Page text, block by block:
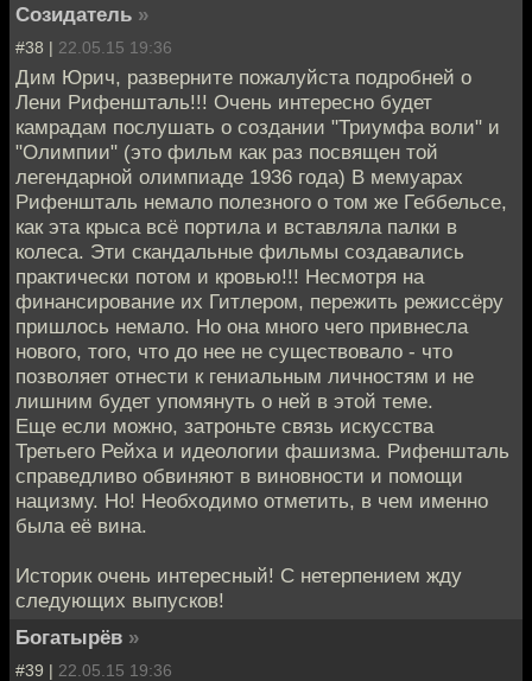
Созидатель »
#38 | 22.05.15 19:36
Дим Юрич, разверните пожалуйста подробней о
Лени Рифеншталь!!! Очень интересно будет
камрадам послушать о создании "Триумфа воли" и
"Олимпии" (это фильм как раз посвящен той
легендарной олимпиаде 1936 года) В мемуарах
Рифеншталь немало полезного о том же Геббельсе,
как эта крыса всё портила и вставляла палки в
колеса. Эти скандальные фильмы создавались
практически потом и кровью!!! Несмотря на
финансирование их Гитлером, пережить режиссёру
пришлось немало. Но она много чего привнесла
нового, того, что до нее не существовало - что
позволяет отнести к гениальным личностям и не
лишним будет упомянуть о ней в этой теме.
Еще если можно, затроньте связь искусства
Третьего Рейха и идеологии фашизма. Рифеншталь
справедливо обвиняют в виновности и помощи
нацизму. Но! Необходимо отметить, в чем именно
была её вина.
Историк очень интересный! С нетерпением жду
следующих выпусков!
Богатырёв »
#39 | 22.05.15 19:36